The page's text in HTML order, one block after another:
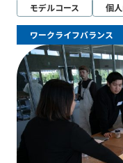
モデルコース
個
ワークライフバランス